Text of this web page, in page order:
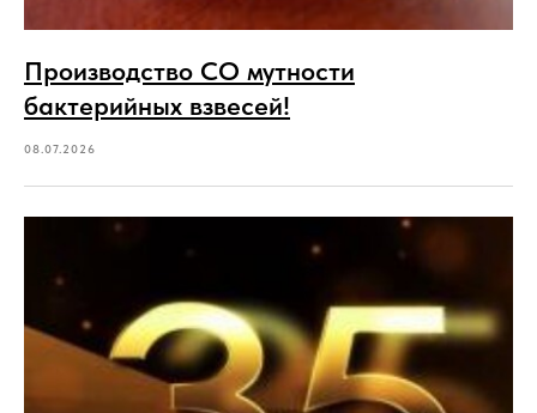
Производство СО мутности
бактерийных взвесей!
08.07.2026